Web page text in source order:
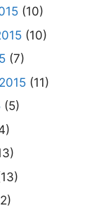
(10)
(10)
(7)
(11)
(5)